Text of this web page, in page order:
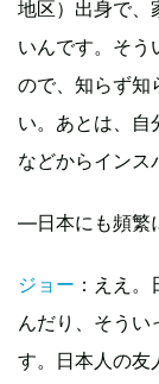
地区）出身で、
いんです。そう
ので、知らず知
い。あとは、自
などからインス
—日本にも頻繁
ジョー ：ええ
んだり、そうい
す。日本人の友